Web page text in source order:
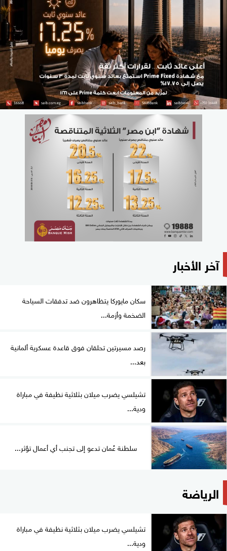
آخر الأخبار
سكان مايوركا يتظاهرون ضد تدفقات السياحة
الضخمة وأزمة...
رصد مسيرتين تحلقان فوق قاعدة عسكرية ألمانية
بعد...
تشيلسي يضرب ميلان بثلاثية نظيفة في مباراة
ودية...
سلطنة عُمان تدعو إلى تجنب أي أعمال تؤثر...
الرياضة
تشيلسي يضرب ميلان بثلاثية نظيفة في مباراة
ودية...